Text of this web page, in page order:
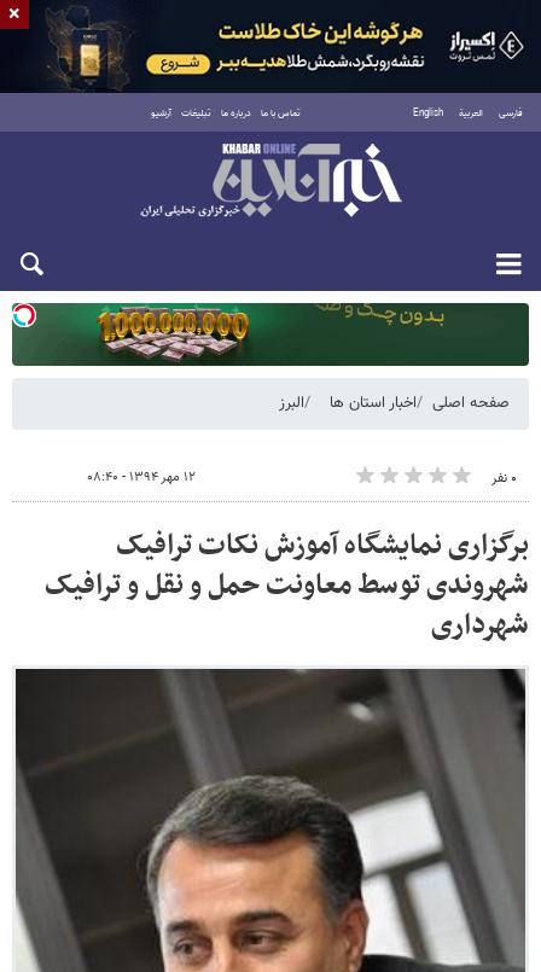
فارسی العربية English تماس با ما درباره ما تبلیغات آرشیو
یکشنبه ۱۸ مرداد ۱۴۰۵
صفحه اصلی اخبار استان ها البرز
۰ نفر ۱۲ مهر ۱۳۹۴ - ۰۸:۴۰
برگزاری نمایشگاه آموزش نکات ترافیک
شهروندی توسط معاونت حمل و نقل و ترافیک
شهرداری
×